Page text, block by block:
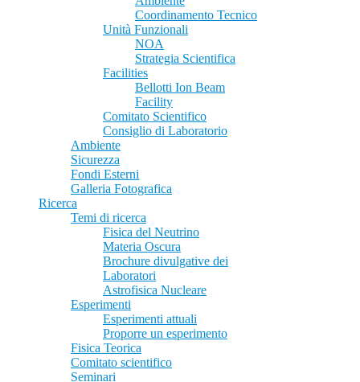
Coordinamento Tecnico
Unità Funzionali
NOA
Strategia Scientifica
Facilities
Bellotti Ion Beam
Facility
Comitato Scientifico
Consiglio di Laboratorio
Ambiente
Sicurezza
Fondi Esterni
Galleria Fotografica
Ricerca
Temi di ricerca
Fisica del Neutrino
Materia Oscura
Brochure divulgative dei
Laboratori
Astrofisica Nucleare
Esperimenti
Esperimenti attuali
Proporre un esperimento
Fisica Teorica
Comitato scientifico
Seminari